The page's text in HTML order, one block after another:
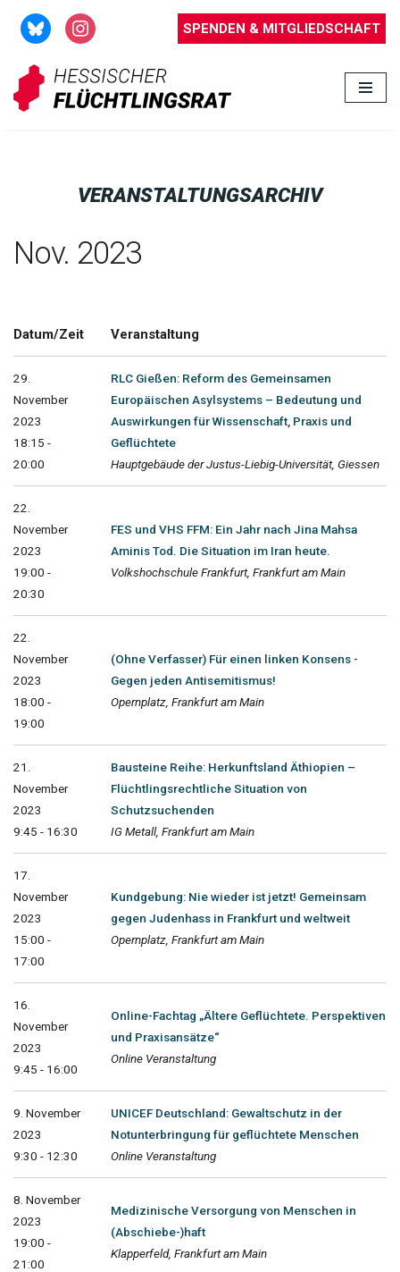
Zum
Inhalt
springen
SPENDEN & MITGLIEDSCHAFT
VERANSTALTUNGSARCHIV
Nov. 2023
Datum/Zeit Veranstaltung
29.
November
2023
18:15 -
20:00
RLC Gießen: Reform des Gemeinsamen
Europäischen Asylsystems – Bedeutung und
Auswirkungen für Wissenschaft, Praxis und
Geflüchtete
Hauptgebäude der Justus-Liebig-Universität, Giessen
22.
November
2023
19:00 -
20:30
FES und VHS FFM: Ein Jahr nach Jina Mahsa
Aminis Tod. Die Situation im Iran heute.
Volkshochschule Frankfurt, Frankfurt am Main
22.
November
2023
18:00 -
19:00
(Ohne Verfasser) Für einen linken Konsens -
Gegen jeden Antisemitismus!
Opernplatz, Frankfurt am Main
21.
November
2023
9:45 - 16:30
Bausteine Reihe: Herkunftsland Äthiopien –
Flüchtlingsrechtliche Situation von
Schutzsuchenden
IG Metall, Frankfurt am Main
17.
November
2023
15:00 -
17:00
Kundgebung: Nie wieder ist jetzt! Gemeinsam
gegen Judenhass in Frankfurt und weltweit
Opernplatz, Frankfurt am Main
16.
November
2023
9:45 - 16:00
Online-Fachtag „Ältere Geflüchtete. Perspektiven
und Praxisansätze“
Online Veranstaltung
9. November
2023
9:30 - 12:30
UNICEF Deutschland: Gewaltschutz in der
Notunterbringung für geflüchtete Menschen
Online Veranstaltung
8. November
2023
19:00 -
21:00
Medizinische Versorgung von Menschen in
(Abschiebe-)haft
Klapperfeld, Frankfurt am Main